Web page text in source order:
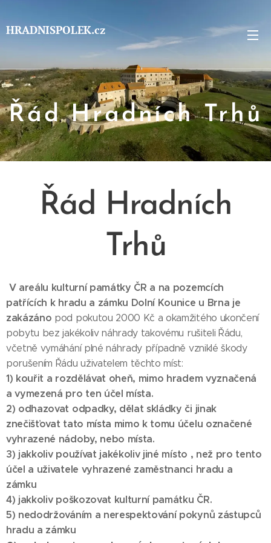
HRADNISPOLEK.cz
Řád Hradních Trhů
Řád Hradních
Trhů
V areálu kulturní památky ČR a na pozemcích
patřících k hradu a zámku Dolní Kounice u Brna je
zakázáno pod pokutou 2000 Kč a okamžitého ukončení
pobytu bez jakékoliv náhrady takovému rušiteli Řádu,
včetně vymáhání plné náhrady případně vzniklé škody
porušením Řádu uživatelem těchto míst:
1) kouřit a rozdělávat oheň, mimo hradem vyznačená
a vymezená pro ten účel místa.
2) odhazovat odpadky, dělat skládky či jinak
znečišťovat tato místa mimo k tomu účelu označené
vyhrazené nádoby, nebo místa.
3) jakkoliv používat jakékoliv jiné místo , než pro tento
účel a uživatele vyhrazené zaměstnanci hradu a
zámku
4) jakkoliv poškozovat kulturní památku ČR.
5) nedodržováním a nerespektování pokynů zástupců
hradu a zámku